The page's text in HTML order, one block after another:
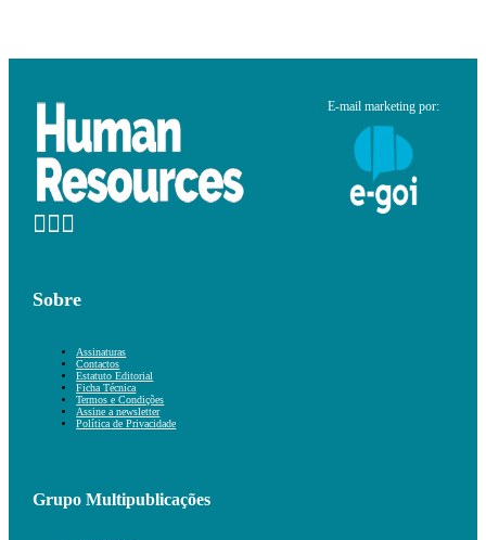
E-mail marketing por:
Sobre
Assinaturas
Contactos
Estatuto Editorial
Ficha Técnica
Termos e Condições
Assine a newsletter
Política de Privacidade
Grupo Multipublicações